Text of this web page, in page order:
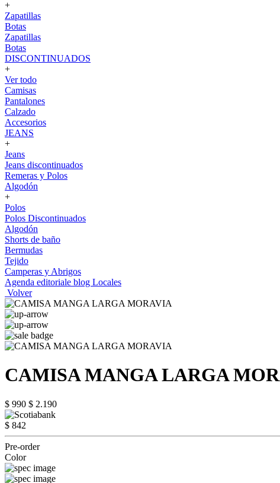
+
Zapatillas
Botas
Zapatillas
Botas
DISCONTINUADOS
+
Ver todo
Camisas
Pantalones
Calzado
Accesorios
JEANS
+
Jeans
Jeans discontinuados
Remeras y Polos
Algodón
+
Polos
Polos Discontinuados
Algodón
Shorts de baño
Bermudas
Tejido
Camperas y Abrigos
Agenda editoriale blog Locales
Volver
CAMISA MANGA LARGA
$ 990 $ 2.190
$ 842
Pre-order
Color